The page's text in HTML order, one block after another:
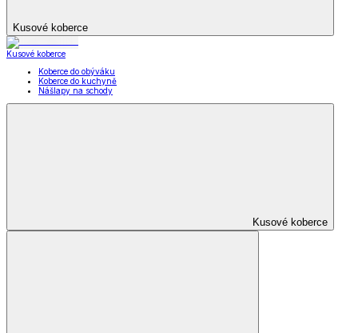
Kusové koberce
Kusové koberce
Koberce do obýváku
Koberce do kuchyně
Nášlapy na schody
Kusové koberce